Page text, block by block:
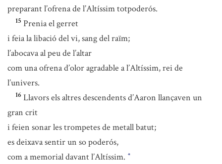
preparant l’ofrena de l’Altíssim totpoderós.
15 Prenia el gerret
i feia la libació del vi, sang del raïm;
l’abocava al peu de l’altar
com una ofrena d’olor agradable a l’Altíssim, rei de
l’univers.
16 Llavors els altres descendents d’Aaron llançaven un
gran crit
i feien sonar les trompetes de metall batut;
es deixava sentir un so poderós,
com a memorial davant l’Altíssim. *